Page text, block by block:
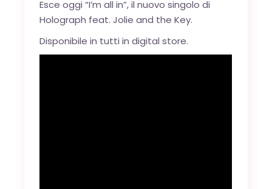
Esce oggi “I’m all in”, il nuovo singolo di
Holograph feat.Jolie and the Key.
Disponibile in tutti in digital store.